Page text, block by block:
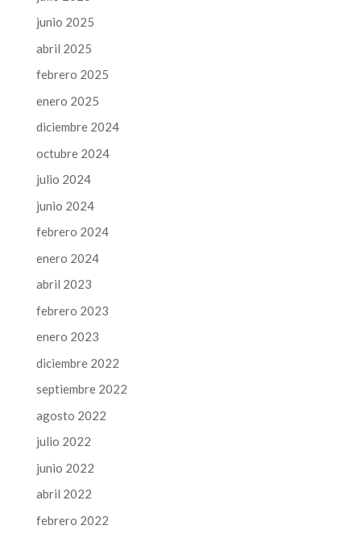
junio 2025
abril 2025
febrero 2025
enero 2025
diciembre 2024
octubre 2024
julio 2024
junio 2024
febrero 2024
enero 2024
abril 2023
febrero 2023
enero 2023
diciembre 2022
septiembre 2022
agosto 2022
julio 2022
junio 2022
abril 2022
febrero 2022